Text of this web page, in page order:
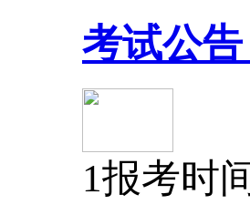
考试公
1报考时